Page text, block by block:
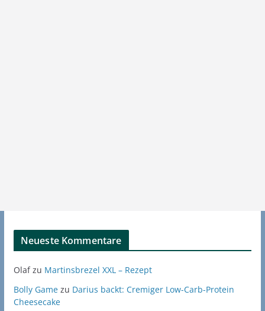
Neueste Kommentare
Olafzu Martinsbrezel XXL – Rezept
Bolly Gamezu Darius backt: Cremiger Low-Carb-Protein
Cheesecake